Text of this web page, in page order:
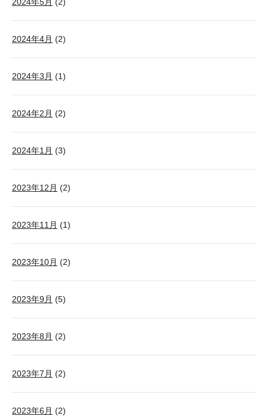
2024年4月 (2)
2024年3月 (1)
2024年2月 (2)
2024年1月 (3)
2023年12月 (2)
2023年11月 (1)
2023年10月 (2)
2023年9月 (5)
2023年8月 (2)
2023年7月 (2)
2023年6月 (2)